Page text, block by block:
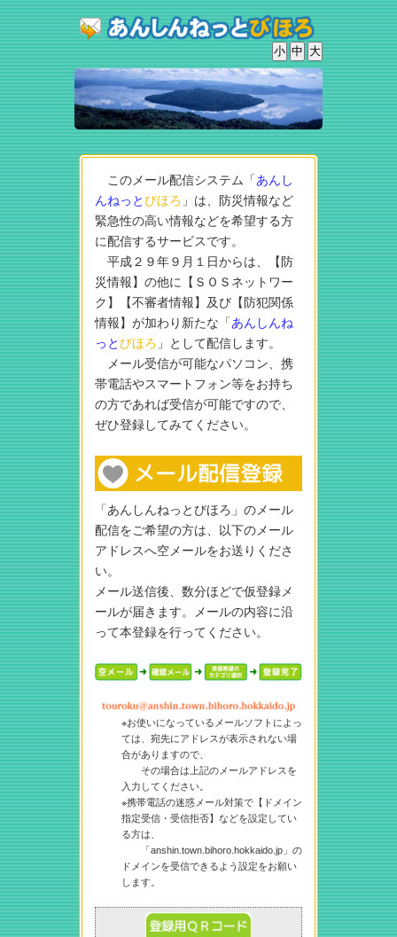
このメール配信システム「あんし
んねっとびほろ 」は、防災情報など
緊急性の高い情報などを希望する方
に配信するサービスです。
平成２９年９月１日からは、【防
災情報】の他に【ＳＯＳネットワー
ク】【不審者情報】及び【防犯関係
情報】が加わり新たな「あんしんね
っとびほろ 」として配信します。
メール受信が可能なパソコン、携
帯電話やスマートフォン等をお持ち
の方であれば受信が可能ですので、
ぜひ登録してみてください。
「あんしんねっとびほろ」のメール
配信をご希望の方は、以下のメール
アドレスへ空メールをお送りくださ
い。
メール送信後、数分ほどで仮登録メ
ールが届きます。メールの内容に沿
って本登録を行ってください。
※お使いになっているメールソフトによっ
ては、宛先にアドレスが表示されない場
合がありますので、
その場合は上記のメールアドレスを
入力してください。
※携帯電話の迷惑メール対策で【ドメイン
指定受信・受信拒否】などを設定してい
る方は、
「anshin.town.bihoro.hokkaido.jp」の
ドメインを受信できるよう設定をお願い
します。